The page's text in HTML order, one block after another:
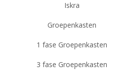
Iskra
Groepenkasten
1 fase Groepenkasten
3 fase Groepenkasten